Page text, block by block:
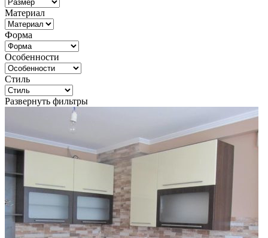
Материал
Форма
Особенности
Стиль
Развернуть фильтры